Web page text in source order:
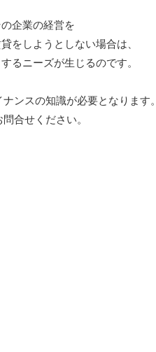
企業の経営を
をしようとしない場合は、
るニーズが生じるのです。
ンスの知識が必要となります。
合せください。